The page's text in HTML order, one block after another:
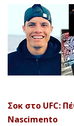
Σοκ στο UFC:
Nascimento